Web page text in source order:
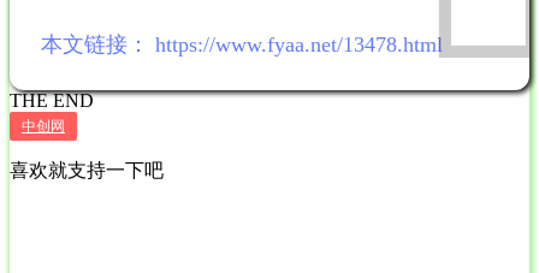
本文链接： https://www.fyaa.net/13478.html
THE END
中创网
喜欢就支持一下吧